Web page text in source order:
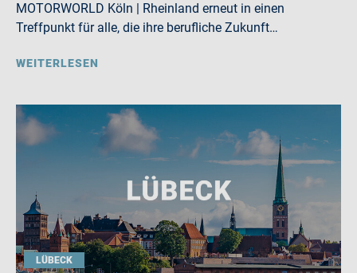
MOTORWORLD Köln | Rheinland erneut in einen
Treffpunkt für alle, die ihre berufliche Zukunft…
WEITERLESEN
LÜBECK